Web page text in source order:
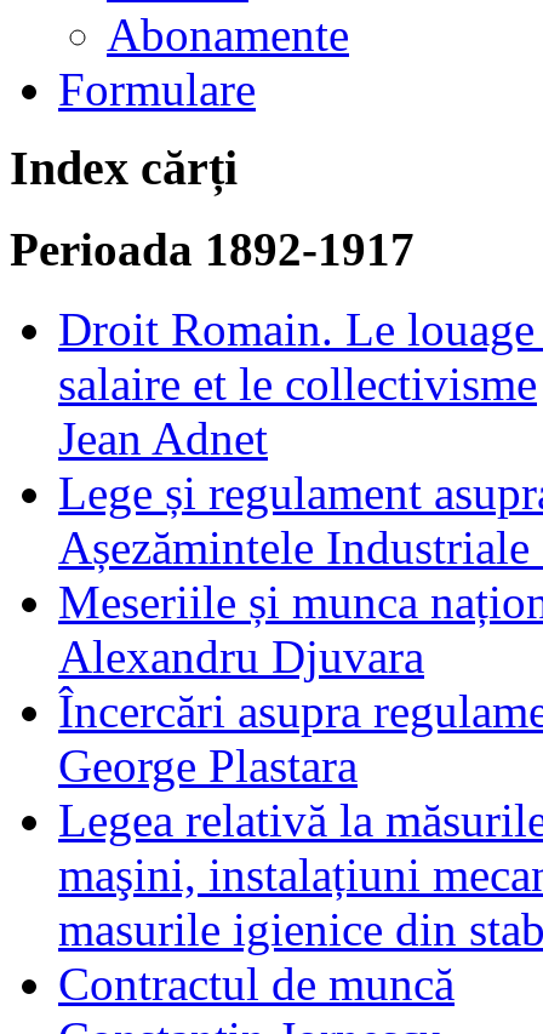
Abonamente
Formulare
Index cărți
Perioada 1892-1917
Droit Romain. Le
salaire et le collectivisme
Jean Adnet
Lege și regulament
Așezămintele
Meseriile și munca
Alexandru Djuvara
Încercări asupra
George Plastara
Legea relativă la
maşini, instalațiuni
masurile igienice din
Contractul de muncă